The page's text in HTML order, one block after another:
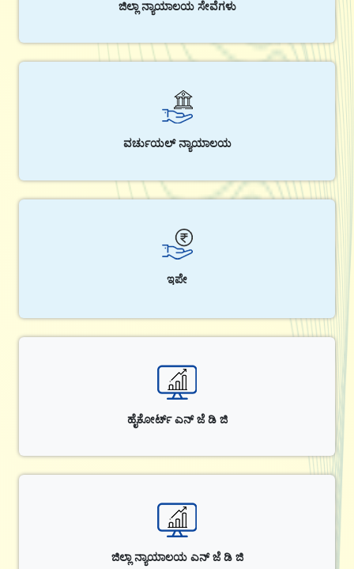
ಜಿಲ್ಲಾ ನ್ಯಾಯಾಲಯ ಸೇವೆಗಳು
ವರ್ಚುಯಲ್ ನ್ಯಾಯಾಲಯ
ಇಪೇ
ಹೈಕೋರ್ಟ್ ಎನ್ ಜೆ ಡಿ ಜಿ
ಜಿಲ್ಲಾ ನ್ಯಾಯಾಲಯ ಎನ್ ಜೆ ಡಿ ಜಿ